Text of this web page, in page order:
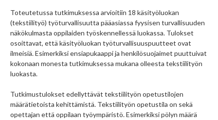
Toteutetussa tutkimuksessa arvioitiin 18 käsityöluokan
(tekstiilityö) työturvallisuutta pääasiassa fyysisen turvallisuuden
näkökulmasta oppilaiden työskennellessä luokassa. Tulokset
osoittavat, että käsityöluokan työturvallisuuspuutteet ovat
ilmeisiä. Esimerkiksi ensiapukaappi ja henkilösuojaimet puuttuivat
kokonaan monesta tutkimuksessa mukana olleesta tekstiilityön
luokasta.
Tutkimustulokset edellyttävät tekstiilityön opetustilojen
määrätietoista kehittämistä. Tekstiilityön opetustila on sekä
opettajan että oppilaan työympäristö. Esimerkiksi pölyn määrä